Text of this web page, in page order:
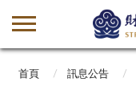
首頁 訊息公告